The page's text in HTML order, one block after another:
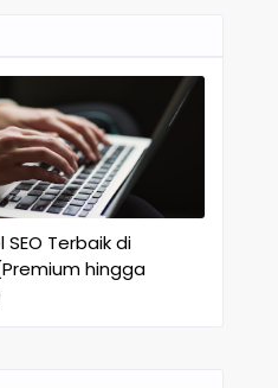
Terbaik di
hingga